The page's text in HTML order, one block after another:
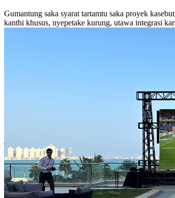
Gumantung saka syarat tartamtu saka proyek
kanthi khusus, nyepetake kurung, utawa integrasi